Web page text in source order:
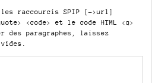
raccourcis SPIP
[->url]
<code>
et le code HTML <q>
des paragraphes, laissez